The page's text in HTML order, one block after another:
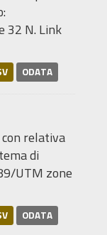
32 N. Link
ODATA
relativa
di
UTM zone
ODATA